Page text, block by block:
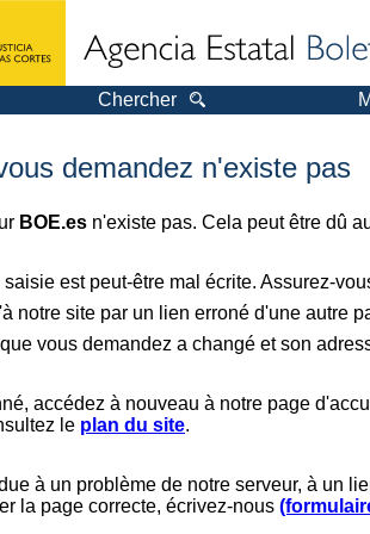
Chercher
demandez n'existe pas
BOE.es n'existe pas. Cela peut être dû
est peut-être mal écrite. Assurez-
notre site par un lien erroné d'une autre
vous demandez a changé et son
accédez à nouveau à notre page
le plan du site.
à un problème de notre serveur, à un
la page correcte, écrivez-nous